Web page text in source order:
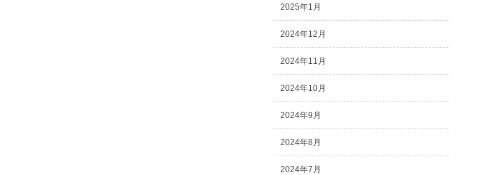
2025年1月
2024年12月
2024年11月
2024年10月
2024年9月
2024年8月
2024年7月